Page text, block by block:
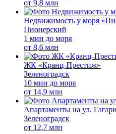
от 9,8 млн
Недвижимость у моря
Пионерский
1 мин до моря
от 8,6 млн
ЖК «Кранц-Престиж»
Зеленоградск
10 мин до моря
от 14,9 млн
Апартаменты на ул.
Зеленоградск
от 12,7 млн